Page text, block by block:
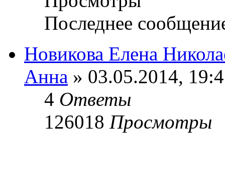
Последнее
Новикова Елена
Анна » 03.05.2014,
4 Ответы
126018 Просмотры